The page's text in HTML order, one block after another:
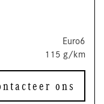
Euro6
115 g/km
ons